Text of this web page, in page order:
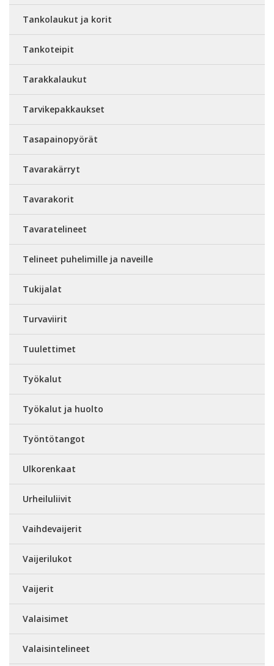
Tankolaukut ja korit
Tankoteipit
Tarakkalaukut
Tarvikepakkaukset
Tasapainopyörät
Tavarakärryt
Tavarakorit
Tavaratelineet
Telineet puhelimille ja naveille
Tukijalat
Turvaviirit
Tuulettimet
Työkalut
Työkalut ja huolto
Työntötangot
Ulkorenkaat
Urheiluliivit
Vaihdevaijerit
Vaijerilukot
Vaijerit
Valaisimet
Valaisintelineet